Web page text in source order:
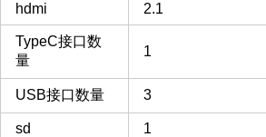
hdmi 2.1
TypeC接口数
量
1
USB接口数量 3
sd 1